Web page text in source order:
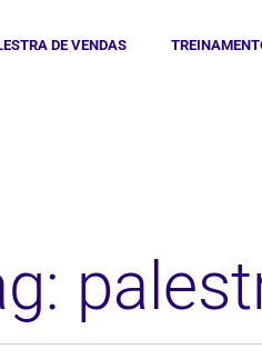
DE VENDAS